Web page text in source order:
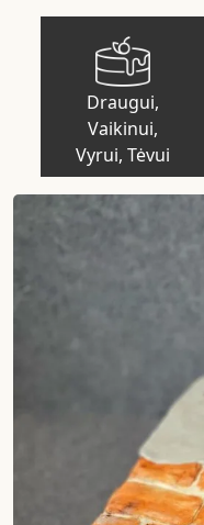
Draugui,
Vaikinui,
Vyrui, Tėvui